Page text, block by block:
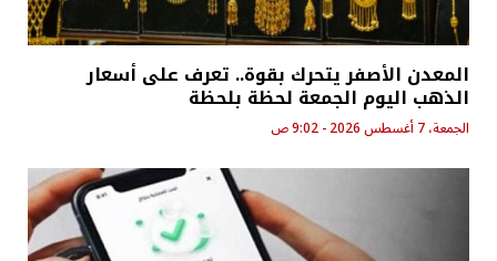
المعدن الأصفر يتحرك بقوة.. تعرف على أسعار
الذهب اليوم الجمعة لحظة بلحظة
الجمعة، 7 أغسطس 2026 - 9:02 ص